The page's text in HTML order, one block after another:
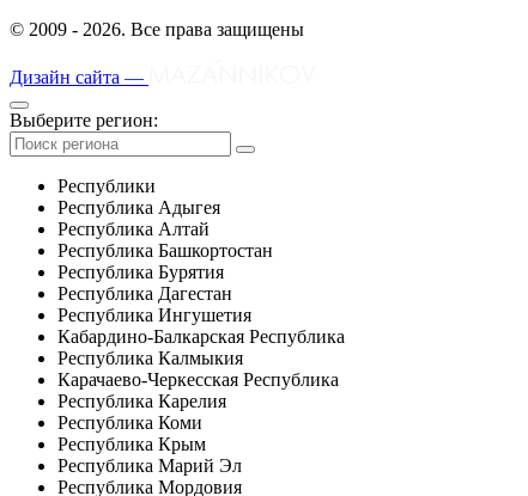
© 2009 - 2026. Все права защищены
Дизайн сайта —
Выберите регион:
Республики
Республика Адыгея
Республика Алтай
Республика Башкортостан
Республика Бурятия
Республика Дагестан
Республика Ингушетия
Кабардино-Балкарская Республика
Республика Калмыкия
Карачаево-Черкесская Республика
Республика Карелия
Республика Коми
Республика Крым
Республика Марий Эл
Республика Мордовия